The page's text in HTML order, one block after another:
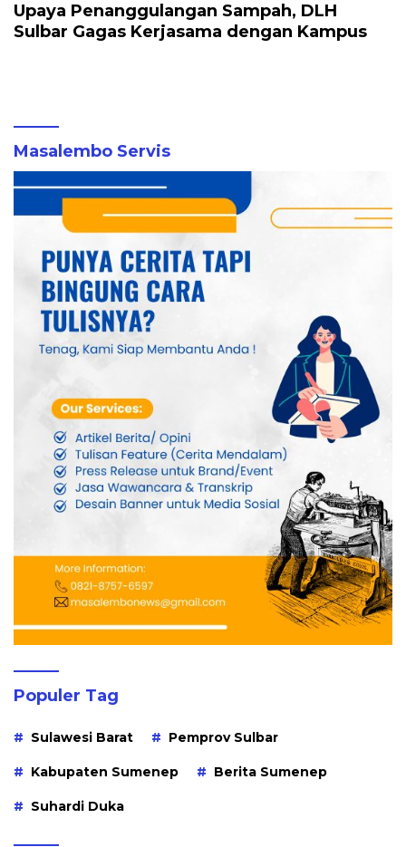
Upaya Penanggulangan Sampah, DLH
Sulbar Gagas Kerjasama dengan Kampus
Masalembo Servis
Populer Tag
Sulawesi Barat Pemprov Sulbar
Kabupaten Sumenep Berita Sumenep
Suhardi Duka